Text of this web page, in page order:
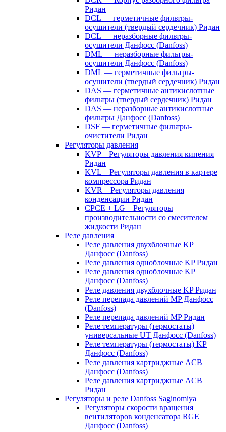
Ридан
DCL — герметичные фильтры-
осушители (твердый сердечник) Ридан
DCL — неразборные фильтры-
осушители Данфосс (Danfoss)
DML — неразборные фильтры-
осушители Данфосс (Danfoss)
DML — герметичные фильтры-
осушители (твердый сердечник) Ридан
DAS — герметичные антикислотные
фильтры (твердый сердечник) Ридан
DAS — неразборные антикислотные
фильтры Данфосс (Danfoss)
DSF — герметичные фильтры-
очистители Ридан
Регуляторы давления
KVP – Регуляторы давления кипения
Ридан
KVL – Регуляторы давления в картере
компрессора Ридан
KVR – Регуляторы давления
конденсации Ридан
CPCE + LG – Регуляторы
производительности со смесителем
жидкости Ридан
Реле давления
Реле давления двухблочные KP
Данфосс (Danfoss)
Реле давления одноблочные KP Ридан
Реле давления одноблочные KP
Данфосс (Danfoss)
Реле давления двухблочные KP Ридан
Реле перепада давлений MP Данфосс
(Danfoss)
Реле перепада давлений MP Ридан
Реле температуры (термостаты)
универсальные UT Данфосс (Danfoss)
Реле температуры (термостаты) KP
Данфосс (Danfoss)
Реле давления картриджные ACB
Данфосс (Danfoss)
Реле давления картриджные ACB
Ридан
Регуляторы и реле Danfoss Saginomiya
Регуляторы скорости вращения
вентиляторов конденсатора RGE
Данфосс (Danfoss)